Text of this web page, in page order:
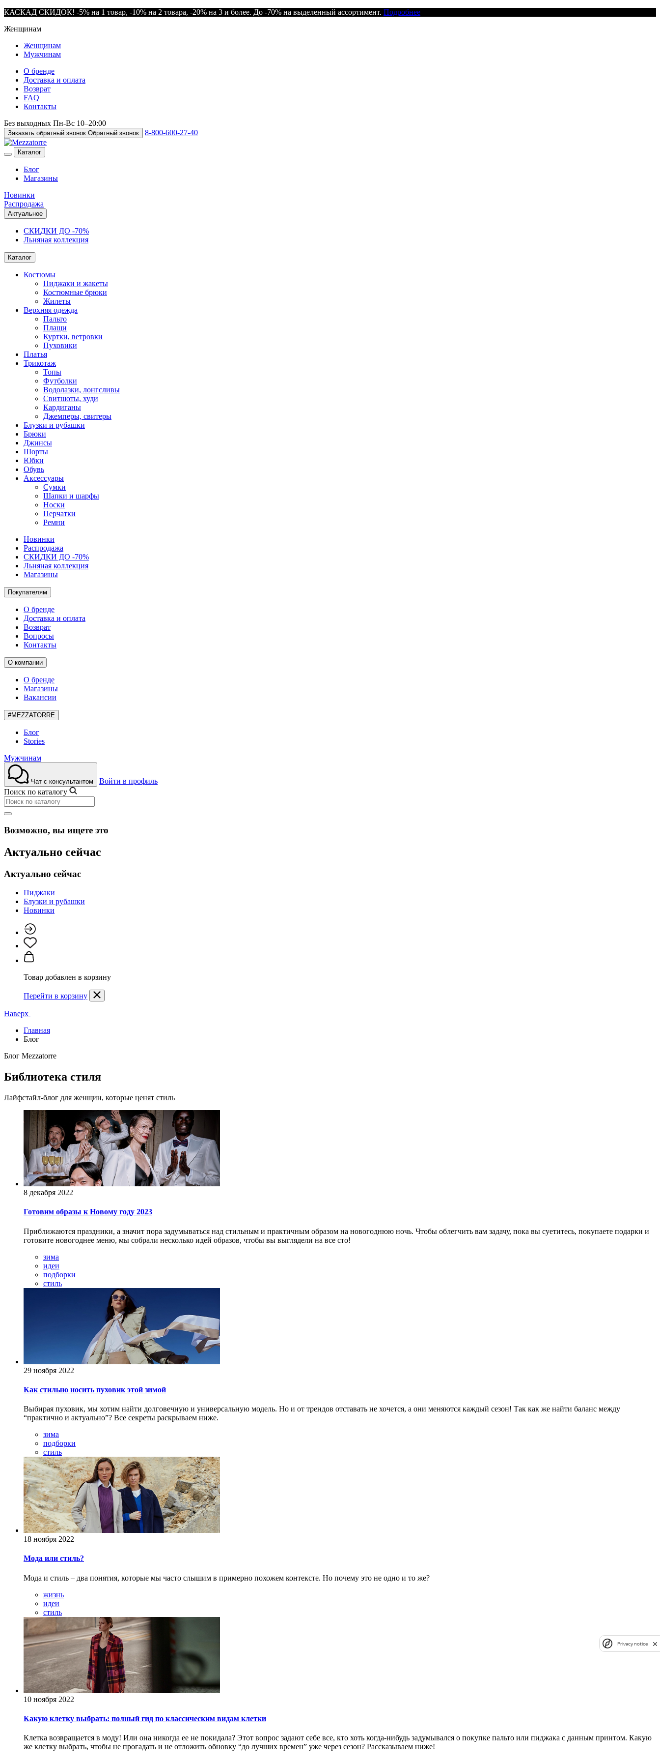
КАСКАД СКИДОК! -5% на 1 товар, -10% на 2 товара, -20% на 3 и более. До -70% на выделенный ассортимент. Подробнее
Женщинам
Женщинам
Мужчинам
О бренде
Доставка и оплата
Возврат
FAQ
Контакты
Без выходных Пн-Вс 10–20:00
Заказать обратный звонок Обратный звонок 8-800-600-27-40
Каталог
Блог
Магазины
Новинки
Распродажа
Актуальное
СКИДКИ ДО -70%
Льняная коллекция
Каталог
Костюмы
Пиджаки и жакеты
Костюмные брюки
Жилеты
Верхняя одежда
Пальто
Плащи
Куртки, ветровки
Пуховики
Платья
Трикотаж
Топы
Футболки
Водолазки, лонгсливы
Свитшоты, худи
Кардиганы
Джемперы, свитеры
Блузки и рубашки
Брюки
Джинсы
Шорты
Юбки
Обувь
Аксессуары
Сумки
Шапки и шарфы
Носки
Перчатки
Ремни
Новинки
Распродажа
СКИДКИ ДО -70%
Льняная коллекция
Магазины
Покупателям
О бренде
Доставка и оплата
Возврат
Вопросы
Контакты
О компании
О бренде
Магазины
Вакансии
#MEZZATORRE
Блог
Stories
Мужчинам
Чат с консультантом
Войти в профиль
Поиск по каталогу
Возможно, вы ищете это
Актуально сейчас
Актуально сейчас
Пиджаки
Блузки и рубашки
Новинки
Товар добавлен в корзину
Перейти в корзину
Наверх
Главная
Блог
Блог Mezzatorre
Библиотека стиля
Лайфстайл-блог для женщин, которые ценят стиль
8 декабря 2022
Готовим образы к Новому году 2023
Приближаются праздники, а значит пора задумываться над стильным и практичным образом на новогоднюю ночь. Чтобы облегчить вам задачу, пока вы суетитесь, покупаете подарки и
готовите новогоднее меню, мы собрали несколько идей образов, чтобы вы выглядели на все сто!
зима
идеи
подборки
стиль
29 ноября 2022
Как стильно носить пуховик этой зимой
Выбирая пуховик, мы хотим найти долговечную и универсальную модель. Но и от трендов отставать не хочется, а они меняются каждый сезон! Так как же найти баланс между
“практично и актуально”? Все секреты раскрываем ниже.
зима
подборки
стиль
18 ноября 2022
Мода или стиль?
Мода и стиль – два понятия, которые мы часто слышим в примерно похожем контексте. Но почему это не одно и то же?
жизнь
идеи
стиль
10 ноября 2022
Какую клетку выбрать: полный гид по классическим видам клетки
Клетка возвращается в моду! Или она никогда ее не покидала? Этот вопрос задают себе все, кто хоть когда-нибудь задумывался о покупке пальто или пиджака с данным принтом. Какую
же клетку выбрать, чтобы не прогадать и не отложить обновку “до лучших времен” уже через сезон? Рассказываем ниже!
Privacy notice